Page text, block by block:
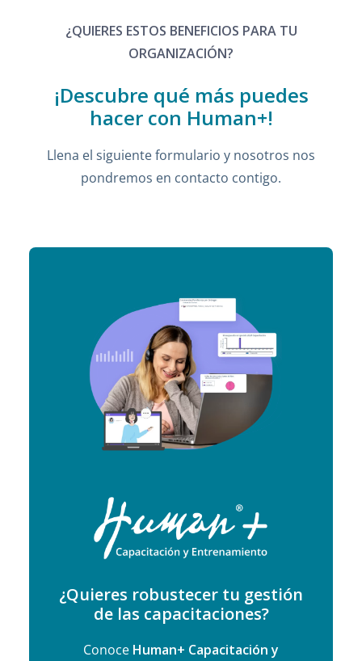
¿QUIERES ESTOS BENEFICIOS PARA TU
ORGANIZACIÓN?
¡Descubre qué más puedes
hacer con Human+!
Llena el siguiente formulario y nosotros nos
pondremos en contacto contigo.
¿Quieres robustecer tu gestión
de las capacitaciones?
Conoce Human+ Capacitación y